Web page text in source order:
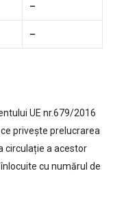
–
–
UE nr.679/2016
privește prelucrarea
circulație a acestor
cu numărul de